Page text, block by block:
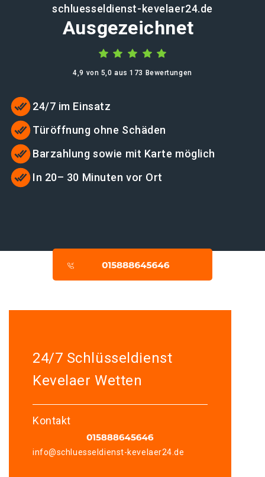
schluesseldienst-kevelaer24.de
Ausgezeichnet
4,9 von 5,0 aus 173 Bewertungen
24/7 im Einsatz
Türöffnung ohne Schäden
Barzahlung sowie mit Karte möglich
In 20– 30 Minuten vor Ort
24/7 Schlüsseldienst
Kevelaer Wetten
Kontakt
info@schluesseldienst-kevelaer24.de